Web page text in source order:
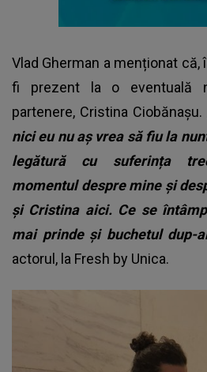
Vlad Gherman a menționat că,
fi prezent la o eventuală
partenere, Cristina Ciobănașu.
nici eu nu aș vrea să fiu la
legătură cu suferința
momentul despre mine și
și Cristina aici. Ce se
mai prinde și buchetul dup-
actorul, la Fresh by Unica.